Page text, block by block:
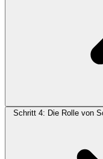
Schritt 4: Die Rolle von